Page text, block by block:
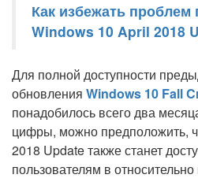
Как избежать проблем
Windows 10 April 2018
Для полной доступности
обновления Windows 10 Fall
понадобилось всего два
цифры, можно предположить,
2018 Update также станет
пользователям в относительно